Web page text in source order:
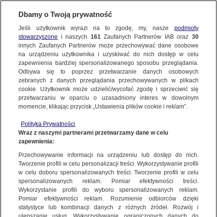
ŚWIAT
Był w sklepie z ojcem i bratem. Wszyscy
zginęli od kul zamachowców
10.07.2020, 08:05
Dbamy o Twoją prywatność
Jeśli użytkownik wyrazi na to zgodę, my, nasze podmioty
stowarzyszone i naszych 161Zaufanych Partnerów IAB oraz 30
innych Zaufanych Partnerów może przechowywać dane osobowe
na urządzeniu użytkownika i uzyskiwać do nich dostęp w celu
zapewnienia bardziej spersonalizowanego sposobu przeglądania.
Odbywa się to poprzez przetwarzanie danych osobowych
zebranych z danych przeglądania przechowywanych w plikach
cookie. Użytkownik może udzielić/wycofać zgodę i sprzeciwić się
przetwarzaniu w oparciu o uzasadniony interes w dowolnym
momencie, klikając przycisk „Ustawienia plików cookie i reklam”.
Polityka Prywatności
Wraz z naszymi partnerami przetwarzamy dane w celu
zapewnienia:
Przechowywanie informacji na urządzeniu lub dostęp do nich.
Tworzenie profili w celu personalizacji treści. Wykorzystywanie profili
w celu doboru spersonalizowanych treści. Tworzenie profili w celu
spersonalizowanych reklam. Pomiar efektywności treści.
Wykorzystanie profili do wyboru spersonalizowanych reklam.
Pomiar efektywności reklam. Rozumienie odbiorców dzięki
statystyce lub kombinacji danych z różnych źródeł. Rozwój i